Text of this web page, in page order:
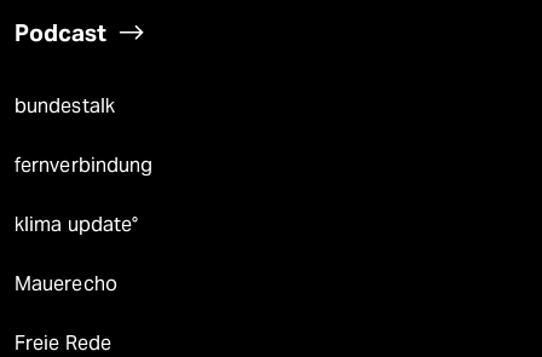
Podcast
bundestalk
fernverbindung
klima update°
Mauerecho
Freie Rede